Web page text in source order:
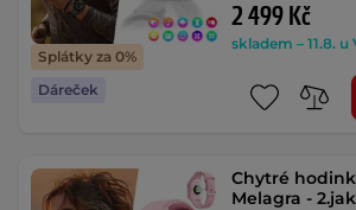
Splátky za 0%
Dáreček
2 499 Kč
skladem – 11.8. u
Chytré
Melagra -